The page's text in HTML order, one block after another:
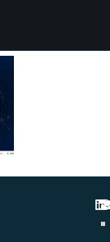
blanc